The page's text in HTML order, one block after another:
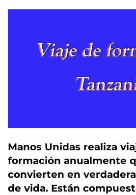
Manos Unidas realiza
formación anualmente
convierten en
de vida. Están